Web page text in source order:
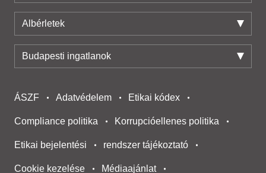
Albérletek
Budapesti ingatlanok
ÁSZF Adatvédelem Etikai kódex
Compliance politika Korrupcióellenes politika
Etikai bejelentési rendszer tájékoztató
Cookie kezelése Médiaajánlat